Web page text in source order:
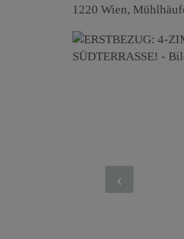
1220 Wien,